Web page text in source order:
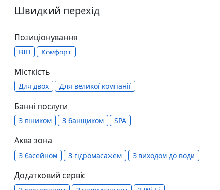
Швидкий перехід
Позиціонування
ВІП Комфорт
Місткість
Для двох Для великої компанії
Банні послуги
З віником З банщиком SPA
Аква зона
З басейном З гідромасажем З виходом до води
Додатковий сервіс